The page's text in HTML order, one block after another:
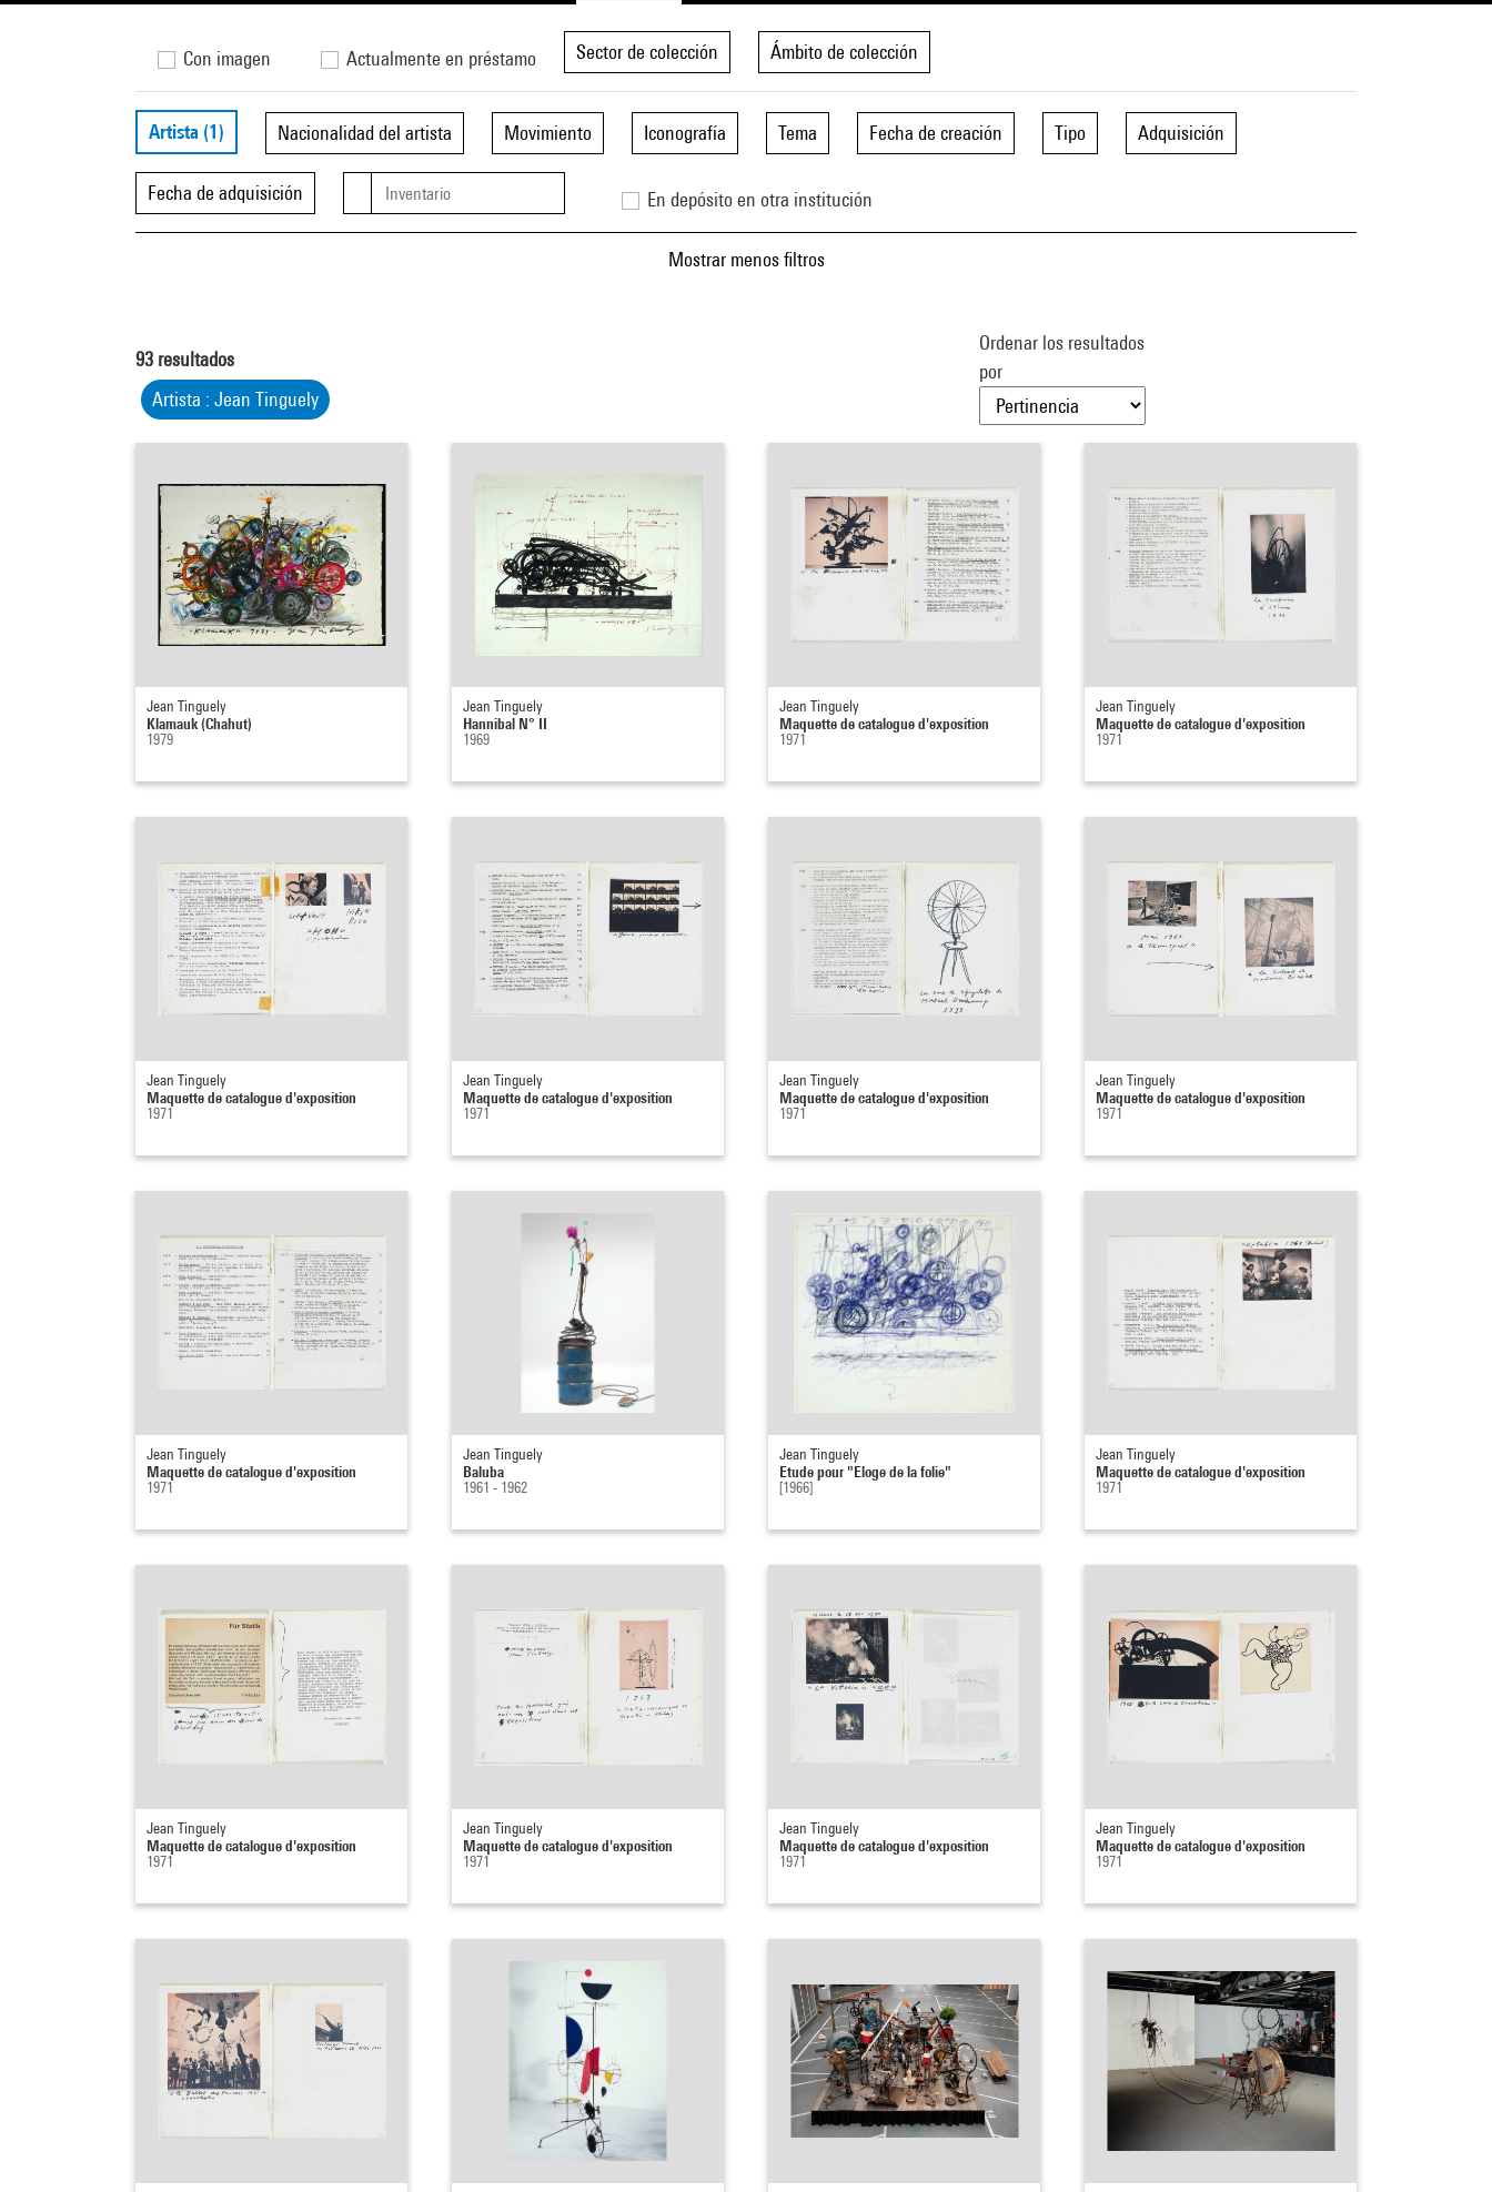
Con imagen Actualmente en préstamo Sector de colección Ámbito de colección
Artista (1) Nacionalidad del artista Movimiento Iconografía Tema Fecha de creación Tipo Adquisición
Fecha de adquisición En depósito en otra institución
Mostrar menos filtros
93 resultados
Artista : Jean Tinguely
Ordenar los resultados
por
Jean Tinguely
Klamauk (Chahut)
1979
Jean Tinguely
Hannibal N° II
1969
Jean Tinguely
Maquette de catalogue d'exposition
1971
Jean Tinguely
Maquette de catalogue d'exposition
1971
Jean Tinguely
Maquette de catalogue d'exposition
1971
Jean Tinguely
Maquette de catalogue d'exposition
1971
Jean Tinguely
Maquette de catalogue d'exposition
1971
Jean Tinguely
Maquette de catalogue d'exposition
1971
Jean Tinguely
Maquette de catalogue d'exposition
1971
Jean Tinguely
Baluba
1961 - 1962
Jean Tinguely
Etude pour "Eloge de la folie"
[1966]
Jean Tinguely
Maquette de catalogue d'exposition
1971
Jean Tinguely
Maquette de catalogue d'exposition
1971
Jean Tinguely
Maquette de catalogue d'exposition
1971
Jean Tinguely
Maquette de catalogue d'exposition
1971
Jean Tinguely
Maquette de catalogue d'exposition
1971